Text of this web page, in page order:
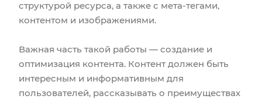
структурой ресурса, а также с мета-тегами,
контентом и изображениями.
Важная часть такой работы — создание и
оптимизация контента. Контент должен быть
интересным и информативным для
пользователей, рассказывать о преимуществах